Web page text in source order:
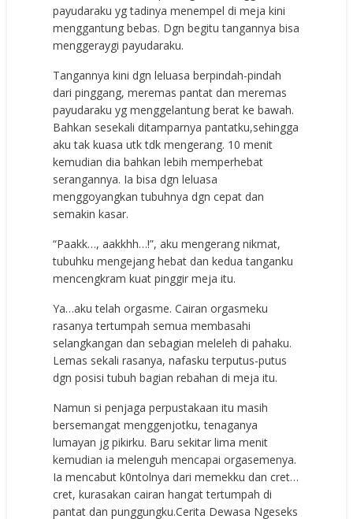
payudaraku yg tadinya menempel di meja kini
menggantung bebas. Dgn begitu tangannya bisa
menggeraygi payudaraku.
Tangannya kini dgn leluasa berpindah-pindah
dari pinggang, meremas pantat dan meremas
payudaraku yg menggelantung berat ke bawah.
Bahkan sesekali ditamparnya pantatku,sehingga
aku tak kuasa utk tdk mengerang. 10 menit
kemudian dia bahkan lebih memperhebat
serangannya. Ia bisa dgn leluasa
menggoyangkan tubuhnya dgn cepat dan
semakin kasar.
“Paakk…, aakkhh…!”, aku mengerang nikmat,
tubuhku mengejang hebat dan kedua tanganku
mencengkram kuat pinggir meja itu.
Ya…aku telah orgasme. Cairan orgasmeku
rasanya tertumpah semua membasahi
selangkangan dan sebagian meleleh di pahaku.
Lemas sekali rasanya, nafasku terputus-putus
dgn posisi tubuh bagian rebahan di meja itu.
Namun si penjaga perpustakaan itu masih
bersemangat menggenjotku, tenaganya
lumayan jg pikirku. Baru sekitar lima menit
kemudian ia melenguh mencapai orgasemenya.
Ia mencabut k0ntolnya dari memekku dan cret…
cret, kurasakan cairan hangat tertumpah di
pantat dan punggungku.Cerita Dewasa Ngeseks